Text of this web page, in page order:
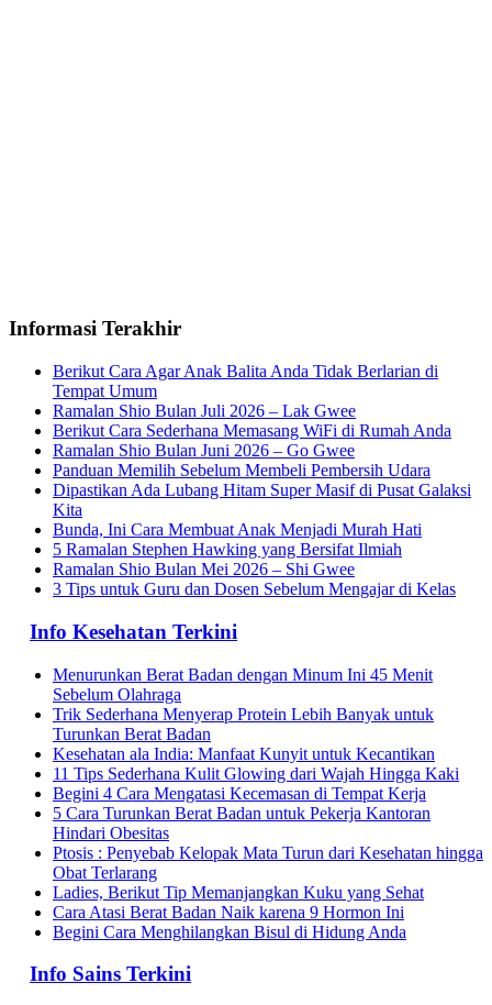
Informasi Terakhir
Berikut Cara Agar Anak Balita Anda Tidak Berlarian di
Tempat Umum
Ramalan Shio Bulan Juli 2026 – Lak Gwee
Berikut Cara Sederhana Memasang WiFi di Rumah Anda
Ramalan Shio Bulan Juni 2026 – Go Gwee
Panduan Memilih Sebelum Membeli Pembersih Udara
Dipastikan Ada Lubang Hitam Super Masif di Pusat Galaksi
Kita
Bunda, Ini Cara Membuat Anak Menjadi Murah Hati
5 Ramalan Stephen Hawking yang Bersifat Ilmiah
Ramalan Shio Bulan Mei 2026 – Shi Gwee
3 Tips untuk Guru dan Dosen Sebelum Mengajar di Kelas
Info Kesehatan Terkini
Menurunkan Berat Badan dengan Minum Ini 45 Menit
Sebelum Olahraga
Trik Sederhana Menyerap Protein Lebih Banyak untuk
Turunkan Berat Badan
Kesehatan ala India: Manfaat Kunyit untuk Kecantikan
11 Tips Sederhana Kulit Glowing dari Wajah Hingga Kaki
Begini 4 Cara Mengatasi Kecemasan di Tempat Kerja
5 Cara Turunkan Berat Badan untuk Pekerja Kantoran
Hindari Obesitas
Ptosis : Penyebab Kelopak Mata Turun dari Kesehatan hingga
Obat Terlarang
Ladies, Berikut Tip Memanjangkan Kuku yang Sehat
Cara Atasi Berat Badan Naik karena 9 Hormon Ini
Begini Cara Menghilangkan Bisul di Hidung Anda
Info Sains Terkini